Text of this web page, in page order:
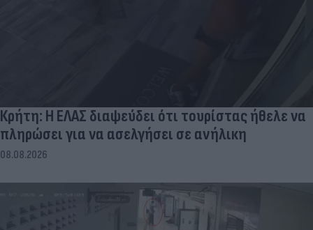
Κρήτη: Η ΕΛΑΣ διαψεύδει ότι τουρίστας ήθελε να
πληρώσει για να ασελγήσει σε ανήλικη
08.08.2026